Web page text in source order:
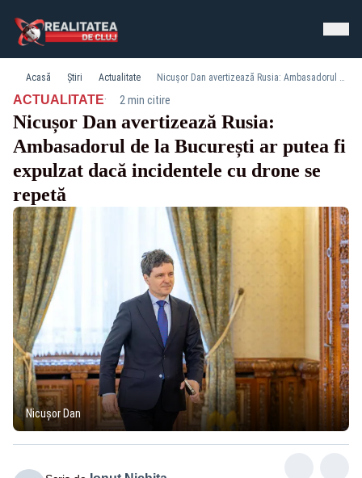
Acasă Știri Actualitate Nicușor Dan avertizează Rusia: Ambasadorul de la București ar putea fi expulzat dacă incidentele cu drone se repetă
ACTUALITATE· 2 min citire
Nicușor Dan avertizează Rusia:
Ambasadorul de la București ar putea fi
expulzat dacă incidentele cu drone se
repetă
Nicușor Dan